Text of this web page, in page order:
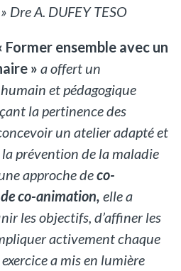
Dre A. DUFEY TESO
Former ensemble avec un
»a offert un
et pédagogique
la pertinence des
un atelier adapté et
prévention de la maladie
approche deco-
co-animation,elle a
les objectifs, d’affiner les
activement chaque
a mis en lumière